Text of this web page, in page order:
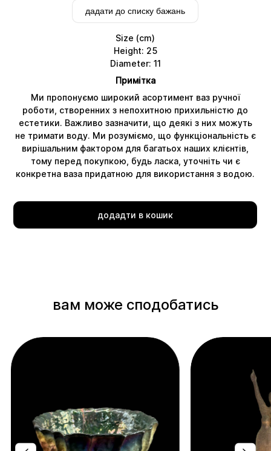
дадати до списку бажань
Size (cm)
Height: 25
Diameter: 11
Примітка
Ми пропонуємо широкий асортимент ваз ручної
роботи, створенних з непохитною прихильністю до
естетики. Важливо зазначити, що деякі з них можуть
не тримати воду. Ми розуміємо, що функціональність є
вирішальним фактором для багатьох наших клієнтів,
тому перед покупкою, будь ласка, уточніть чи є
конкретна ваза придатною для використання з водою.
додадти в кошик
вам може сподобатись
Delivery